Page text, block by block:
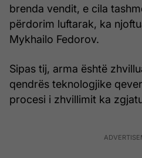
brenda vendit, e cila
përdorim luftarak, ka
Mykhailo Fedorov.
Sipas tij, arma është
qendrës teknologjike
procesi i zhvillimit ka